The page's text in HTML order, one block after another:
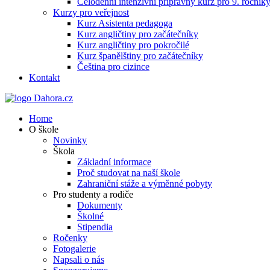
Kurzy pro veřejnost
Kurz Asistenta pedagoga
Kurz angličtiny pro začátečníky
Kurz angličtiny pro pokročilé
Kurz španělštiny pro začátečníky
Čeština pro cizince
Kontakt
Home
O škole
Novinky
Škola
Základní informace
Proč studovat na naší škole
Zahraniční stáže a výměnné pobyty
Pro studenty a rodiče
Dokumenty
Školné
Stipendia
Ročenky
Fotogalerie
Napsali o nás